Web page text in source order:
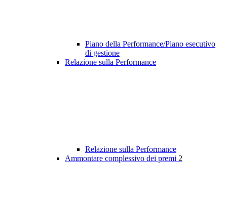
Piano della Performance/Piano esecutivo
di gestione
Relazione sulla Performance
Relazione sulla Performance
Ammontare complessivo dei premi 2